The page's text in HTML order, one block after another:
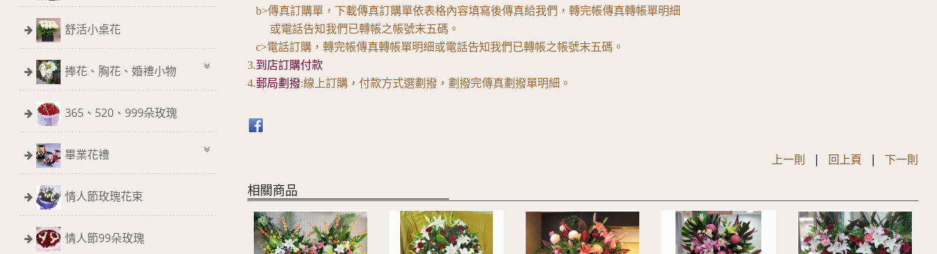
舒活小桌花
捧花、胸花、婚禮小物
365、520、999朵玫瑰
畢業花禮
情人節玫瑰花束
情人節99朵玫瑰
b>傳真訂購單，下載傳真訂購單依表格內容填寫後傳真給我們，轉完帳傳真轉帳單明細
或電話告知我們已轉帳之帳號末五碼。
c>電話訂購，轉完帳傳真轉帳單明細或電話告知我們已轉帳之帳號末五碼。
3.到店訂購付款
4.郵局劃撥:線上訂購，付款方式選劃撥，劃撥完傳真劃撥單明細。
上一則 | 回上頁 |下一則
相關商品